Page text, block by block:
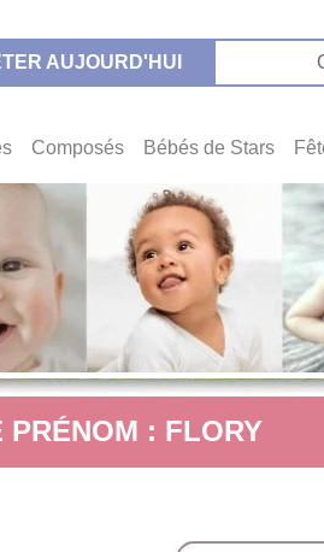
AUJOURD'HUI
Composés Bébés de Stars
PRÉNOM : FLORY